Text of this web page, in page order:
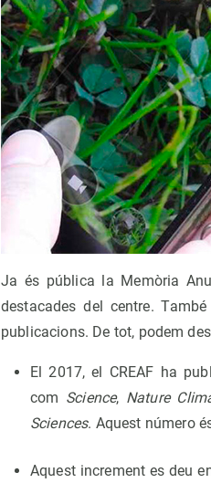
Ja és pública la Memòria
destacades del centre.
publicacions. De tot, podem
El 2017, el CREAF ha
com Science, Nature
Sciences. Aquest número
Aquest increment es deu